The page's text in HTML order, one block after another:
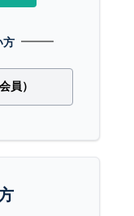
方
員）